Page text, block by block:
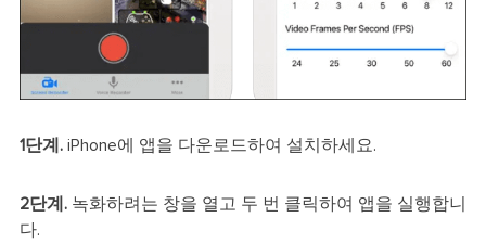
1단계.iPhone에 앱을 다운로드하여 설치하세요.
2단계.녹화하려는 창을 열고 두 번 클릭하여 앱을 실행합니
다.